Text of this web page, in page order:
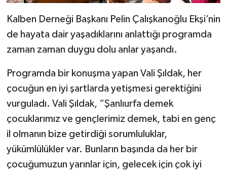
Kalben Derneği Başkanı Pelin Çalışkanoğlu Ekşi’nin
de hayata dair yaşadıklarını anlattığı programda
zaman zaman duygu dolu anlar yaşandı.
Programda bir konuşma yapan Vali Şıldak, her
çocuğun en iyi şartlarda yetişmesi gerektiğini
vurguladı. Vali Şıldak, “Şanlıurfa demek
çocuklarımız ve gençlerimiz demek, tabi en genç
il olmanın bize getirdiği sorumluluklar,
yükümlülükler var. Bunların başında da her bir
çocuğumuzun yarınlar için, gelecek için çok iyi